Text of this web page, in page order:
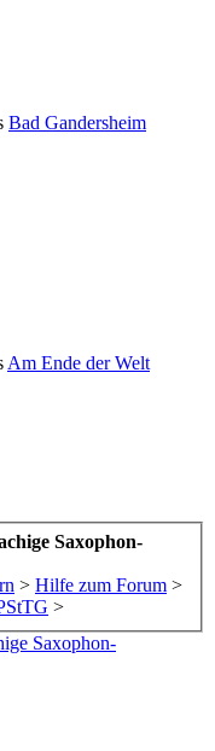
Bad Gandersheim
Am Ende der Welt
Saxophon-
> Hilfe zum Forum >
>